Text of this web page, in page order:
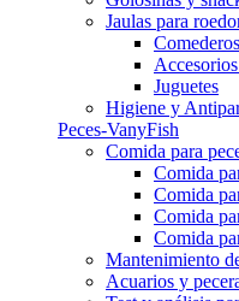
Jaulas para
Juguetes
Higiene y
Peces-VanyFish
Comida para
Comida
Comida
Comida
Comida
Mantenimiento
Acuarios y